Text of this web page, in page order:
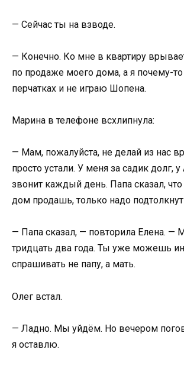
— Сейчас ты на взводе.
— Конечно. Ко мне в квартиру
по продаже моего дома, а я почему-
перчатках и не играю Шопена.
Марина в телефоне всхлипнула:
— Мам, пожалуйста, не делай из нас
просто устали. У меня за садик долг,
звонит каждый день. Папа сказал,
дом продашь, только надо
— Папа сказал, — повторила Елена. —
тридцать два года. Ты уже можешь
спрашивать не папу, а мать.
Олег встал.
— Ладно. Мы уйдём. Но вечером
я оставлю.